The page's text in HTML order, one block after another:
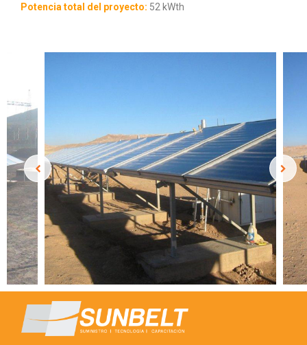
Potencia total del proyecto: 52 kWth